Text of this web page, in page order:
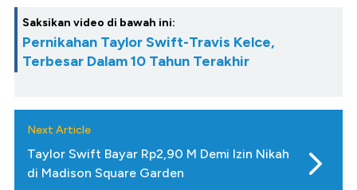
Saksikan video di bawah ini:
Pernikahan Taylor Swift-Travis Kelce,
Terbesar Dalam 10 Tahun Terakhir
Next Article
Taylor Swift Bayar Rp2,90 M Demi Izin Nikah
di Madison Square Garden